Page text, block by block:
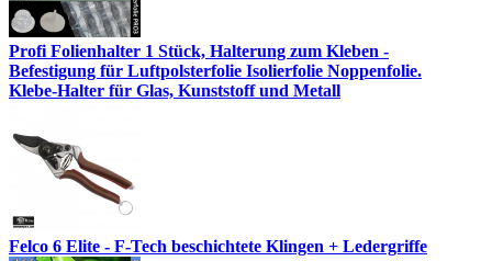
Profi Folienhalter 1 Stück, Halterung zum Kleben -
Befestigung für Luftpolsterfolie Isolierfolie Noppenfolie.
Klebe-Halter für Glas, Kunststoff und Metall
Felco 6 Elite - F-Tech beschichtete Klingen + Ledergriffe